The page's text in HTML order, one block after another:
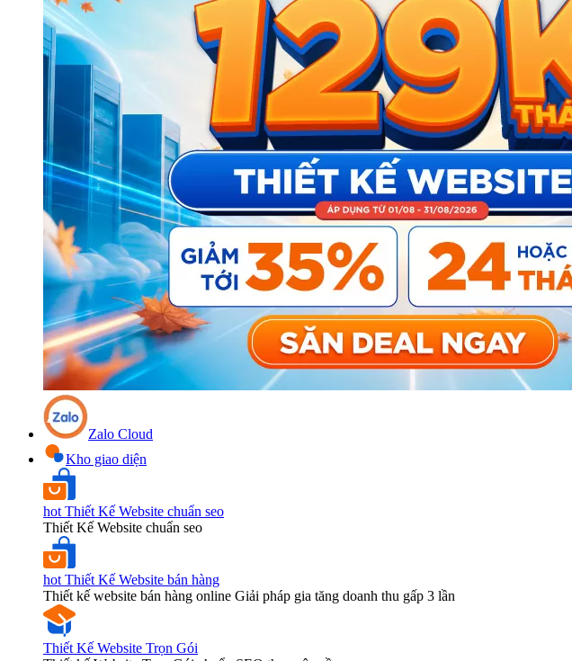
Zalo Cloud
Kho giao diện
hot Thiết Kế Website chuẩn seo
Thiết Kế Website chuẩn seo
hot Thiết Kế Website bán hàng
Thiết kế website bán hàng online Giải pháp gia tăng doanh thu gấp 3 lần
Thiết Kế Website Trọn Gói